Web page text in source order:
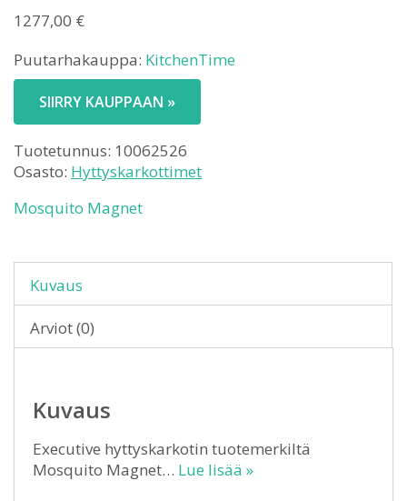
1277,00 €
Puutarhakauppa: KitchenTime
SIIRRY KAUPPAAN »
Tuotetunnus: 10062526
Osasto: Hyttyskarkottimet
Mosquito Magnet
Kuvaus
Arviot (0)
Kuvaus
Executive hyttyskarkotin tuotemerkiltä
Mosquito Magnet… Lue lisää »